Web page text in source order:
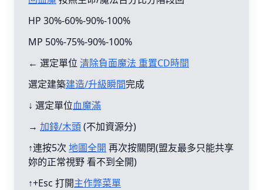
HP 30%-60%-90%-100%
MP 50%-75%-90%-100%
← 選定單位 清除負面魔法 重置CD時間
選定建築建造/升級瞬間完成
↓ 選定單位血魔滿
→ 加錢/木頭(不加資源分)
↑連按5次 地圖全開 再次按關閉(盟友最多只能共享
妳的正常視野 看不到全開)
↑+Esc 打開主作弊菜單